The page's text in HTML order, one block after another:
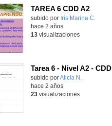
TAREA 6 CDD A2
subido por Iris Marina C.
hace 2 años
13visualizaciones
Tarea 6 - Nivel A2 - CDD
Contenido educativo.
subido porAlicia N.
hace 2 años
23visualizaciones